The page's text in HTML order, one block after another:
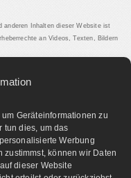
Geräteinformationen zu
tun dies, um das
Werbung
können wir Daten
dieser Website
anderen Inhalten dieser Website ist
an Videos, Texten, Bildern